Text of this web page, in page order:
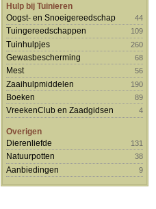
Hulp bij Tuinieren
Oogst- en Snoeigereedschap
44
Tuingereedschappen 109
Tuinhulpjes 260
Gewasbescherming 68
Mest 56
Zaaihulpmiddelen 190
Boeken 89
VreekenClub en Zaadgidsen 4
Overigen
Dierenliefde
131
Natuurpotten 38
Aanbiedingen 9